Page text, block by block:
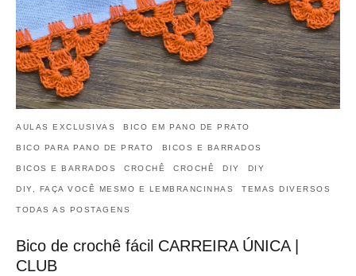
AULAS EXCLUSIVAS BICO EM PANO DE PRATO
BICO PARA PANO DE PRATO BICOS E BARRADOS
BICOS E BARRADOS CROCHÊ CROCHÊ DIY DIY
DIY, FAÇA VOCÊ MESMO E LEMBRANCINHAS TEMAS DIVERSOS
TODAS AS POSTAGENS
Bico de crochê fácil CARREIRA ÚNICA |
CLUB